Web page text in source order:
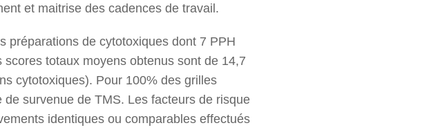
et maitrise des cadences de travail.
préparations de cytotoxiques dont 7 PPH
totaux moyens obtenus sont de 14,7
cytotoxiques). Pour 100% des grilles
survenue de TMS. Les facteurs de risque
identiques ou comparables effectués